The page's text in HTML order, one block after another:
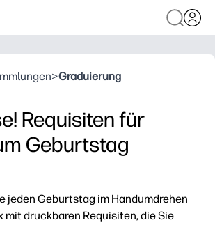
>Graduierung
Requisiten für
Geburtstag
jeden Geburtstag im Handumdrehen
mit druckbaren Requisiten, die Sie